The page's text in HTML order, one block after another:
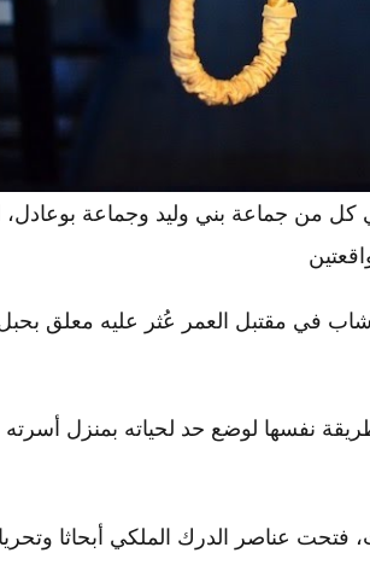
من جماعة بني وليد وجماعة بوعادل،
في مقتبل العمر عُثر عليه معلق
نفسها لوضع حد لحياته بمنزل أسرته
فتحت عناصر الدرك الملكي أبحاثا